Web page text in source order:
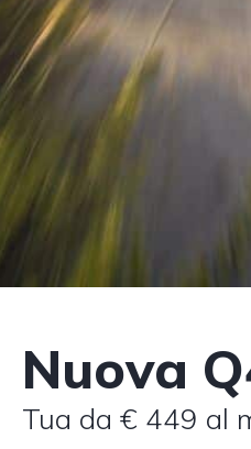
Nuova
Tua da € 449 al